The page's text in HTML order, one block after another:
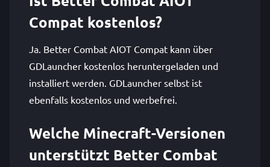
Compat kostenlos?
Ja. Better Combat AIOT Compat kann über
GDLauncher kostenlos heruntergeladen und
installiert werden. GDLauncher selbst ist
ebenfalls kostenlos und werbefrei.
Welche Minecraft-Versionen
unterstützt Better Combat